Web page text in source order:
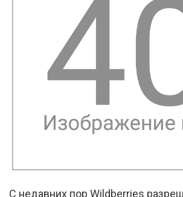
С недавних пор Wildberries